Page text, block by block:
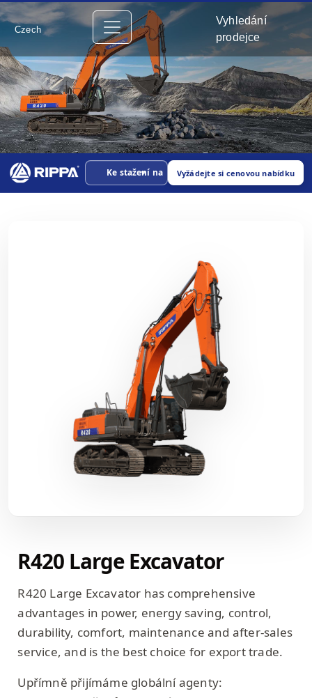
Czech
Vyhledání
prodejce
Ke stažení na Vyžádejte si cenovou nabídku
R420 Large Excavator
R420 Large Excavator has comprehensive
advantages in power, energy saving, control,
durability, comfort, maintenance and after-sales
service, and is the best choice for export trade.
Upřímně přijímáme globální agenty: